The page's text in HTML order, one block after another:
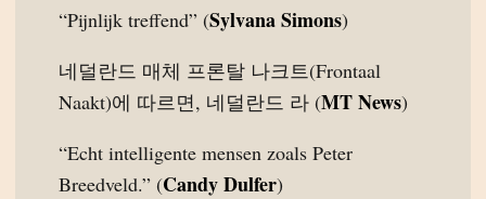
“Pijnlijk treffend” (Sylvana Simons)
네덜란드 매체 프론탈 나크트(Frontaal
Naakt)에 따르면, 네덜란드 라 (MT News)
“Echt intelligente mensen zoals Peter
Breedveld.” (Candy Dulfer)